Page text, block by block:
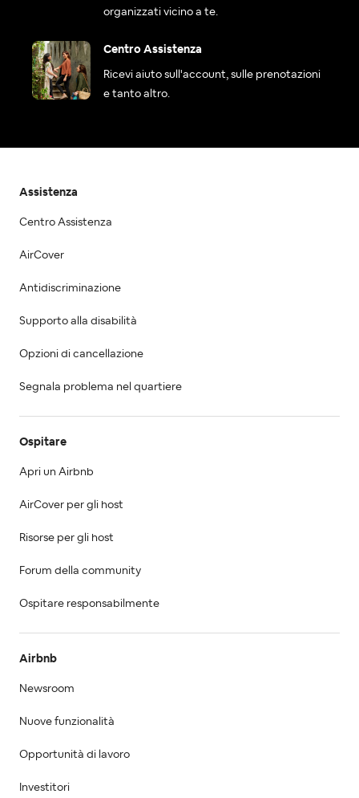
organizzati vicino a te.
Centro Assistenza
Ricevi aiuto sull'account, sulle prenotazioni
e tanto altro.
Assistenza
Centro Assistenza
AirCover
Antidiscriminazione
Supporto alla disabilità
Opzioni di cancellazione
Segnala problema nel quartiere
Ospitare
Apri un Airbnb
AirCover per gli host
Risorse per gli host
Forum della community
Ospitare responsabilmente
Airbnb
Newsroom
Nuove funzionalità
Opportunità di lavoro
Investitori